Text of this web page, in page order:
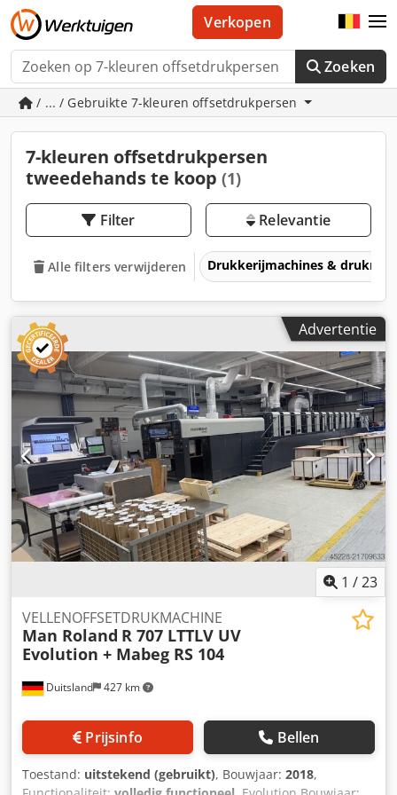
Zoeken
Verkopen
/ ... / Gebruikte 7-kleuren offsetdrukpersen
7-kleuren offsetdrukpersen
tweedehands te koop (1)
Filter Relevantie
Alle filters verwijderen Drukkerijmachines &
Advertentie
1 /23
Duitsland 427 km
VELLENOFFSETDRUKMACHINE
Man Roland R 707 LTTLV UV
Evolution + Mabeg RS 104
Prijsinfo Bellen
Toestand: uitstekend (gebruikt), Bouwjaar: 2018,